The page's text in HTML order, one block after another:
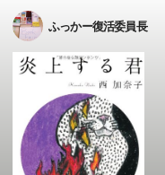
ふっかー復活委員長